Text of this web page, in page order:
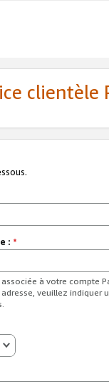
clientèle
: *
à votre compte
veuillez indiquer